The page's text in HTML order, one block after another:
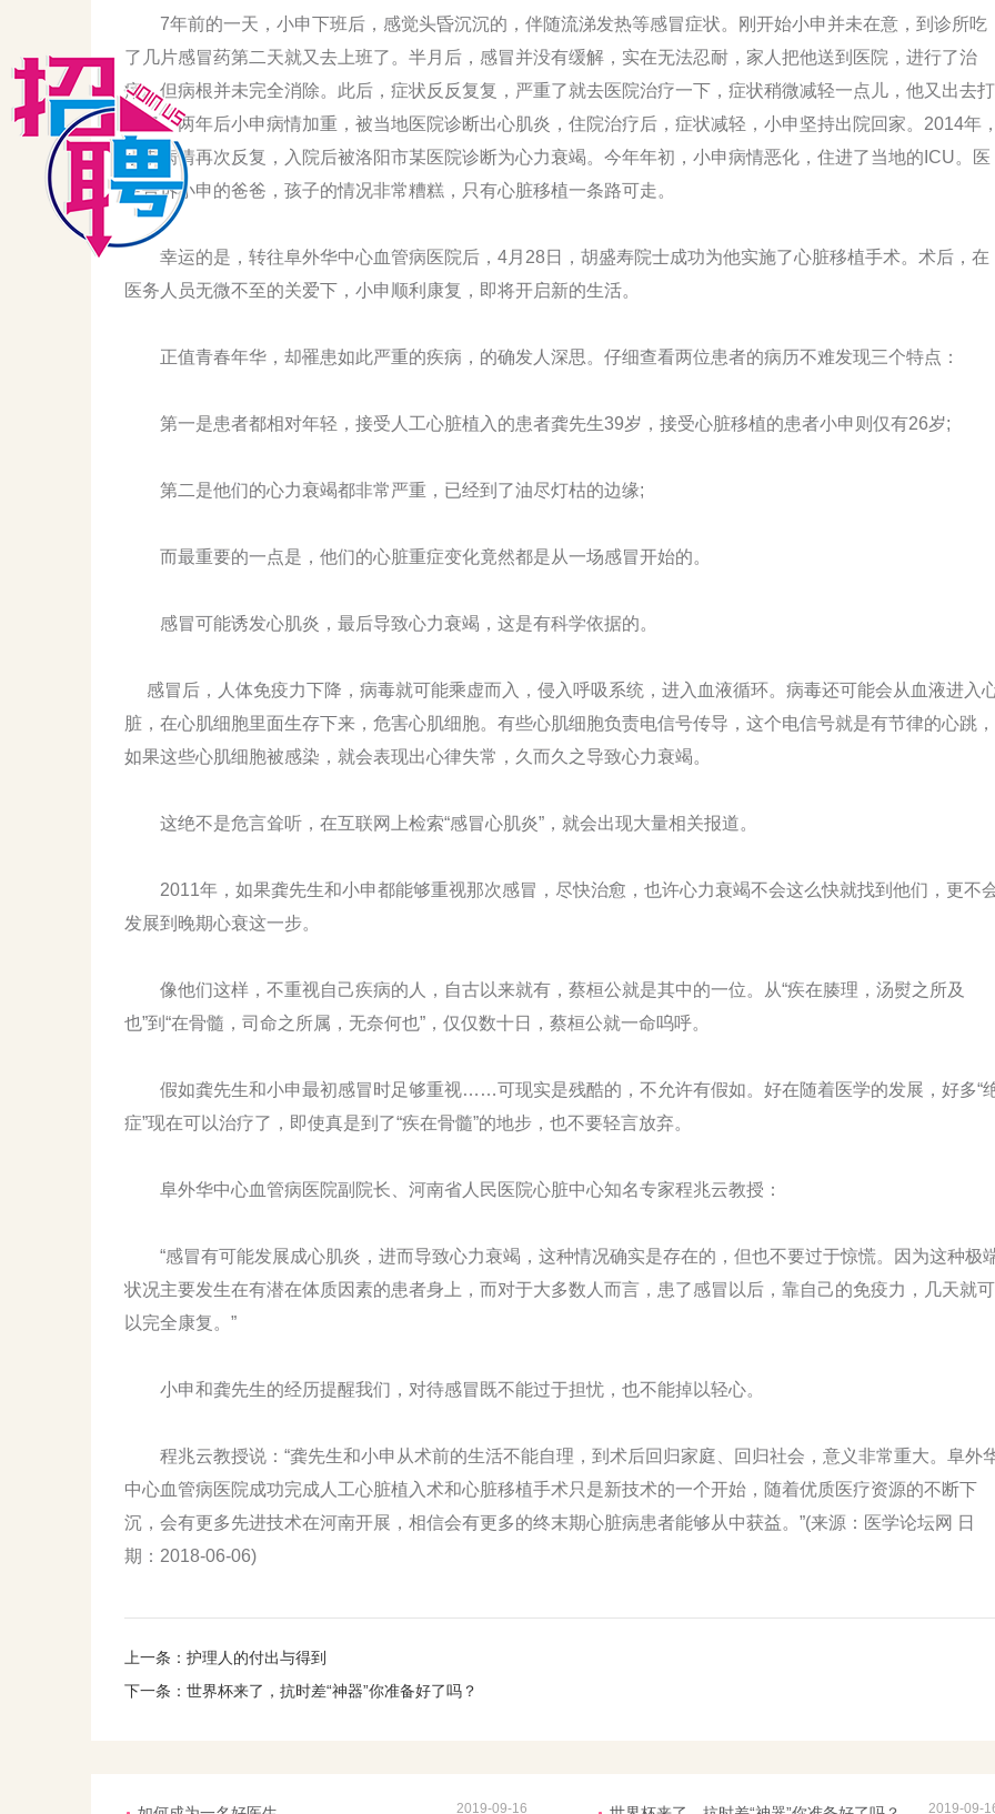
7年前的一天，小申下班后，感觉头昏沉沉的，伴随流涕发热等感冒症状。刚开始小申并未在意，到诊所吃
了几片感冒药第二天就又去上班了。半月后，感冒并没有缓解，实在无法忍耐，家人把他送到医院，进行了治
疗。但病根并未完全消除。此后，症状反反复复，严重了就去医院治疗一下，症状稍微减轻一点儿，他又出去打
工了。两年后小申病情加重，被当地医院诊断出心肌炎，住院治疗后，症状减轻，小申坚持出院回家。2014年
小申病情再次反复，入院后被洛阳市某医院诊断为心力衰竭。今年年初，小申病情恶化，住进了当地的ICU。医
生告诉小申的爸爸，孩子的情况非常糟糕，只有心脏移植一条路可走。
幸运的是，转往阜外华中心血管病医院后，4月28日，胡盛寿院士成功为他实施了心脏移植手术。术后，在
医务人员无微不至的关爱下，小申顺利康复，即将开启新的生活。
正值青春年华，却罹患如此严重的疾病，的确发人深思。仔细查看两位患者的病历不难发现三个特点：
第一是患者都相对年轻，接受人工心脏植入的患者龚先生39岁，接受心脏移植的患者小申则仅有26岁;
第二是他们的心力衰竭都非常严重，已经到了油尽灯枯的边缘;
而最重要的一点是，他们的心脏重症变化竟然都是从一场感冒开始的。
感冒可能诱发心肌炎，最后导致心力衰竭，这是有科学依据的。
感冒后，人体免疫力下降，病毒就可能乘虚而入，侵入呼吸系统，进入血液循环。病毒还可能会从血液进入
脏，在心肌细胞里面生存下来，危害心肌细胞。有些心肌细胞负责电信号传导，这个电信号就是有节律的心跳，
如果这些心肌细胞被感染，就会表现出心律失常，久而久之导致心力衰竭。
这绝不是危言耸听，在互联网上检索“感冒心肌炎”，就会出现大量相关报道。
2011年，如果龚先生和小申都能够重视那次感冒，尽快治愈，也许心力衰竭不会这么快就找到他们，更不
发展到晚期心衰这一步。
像他们这样，不重视自己疾病的人，自古以来就有，蔡桓公就是其中的一位。从“疾在腠理，汤熨之所及
也”到“在骨髓，司命之所属，无奈何也”，仅仅数十日，蔡桓公就一命呜呼。
假如龚先生和小申最初感冒时足够重视……可现实是残酷的，不允许有假如。好在随着医学的发展，好多“
症”现在可以治疗了，即使真是到了“疾在骨髓”的地步，也不要轻言放弃。
阜外华中心血管病医院副院长、河南省人民医院心脏中心知名专家程兆云教授：
“感冒有可能发展成心肌炎，进而导致心力衰竭，这种情况确实是存在的，但也不要过于惊慌。因为这种极
状况主要发生在有潜在体质因素的患者身上，而对于大多数人而言，患了感冒以后，靠自己的免疫力，几天就可
以完全康复。”
小申和龚先生的经历提醒我们，对待感冒既不能过于担忧，也不能掉以轻心。
程兆云教授说：“龚先生和小申从术前的生活不能自理，到术后回归家庭、回归社会，意义非常重大。阜外
中心血管病医院成功完成人工心脏植入术和心脏移植手术只是新技术的一个开始，随着优质医疗资源的不断下
沉，会有更多先进技术在河南开展，相信会有更多的终末期心脏病患者能够从中获益。”(来源：医学论坛网 日
期：2018-06-06)
上一条： 护理人的付出与得到
下一条： 世界杯来了，抗时差“神器”你准备好了吗？
2019-09-16 2019-09-